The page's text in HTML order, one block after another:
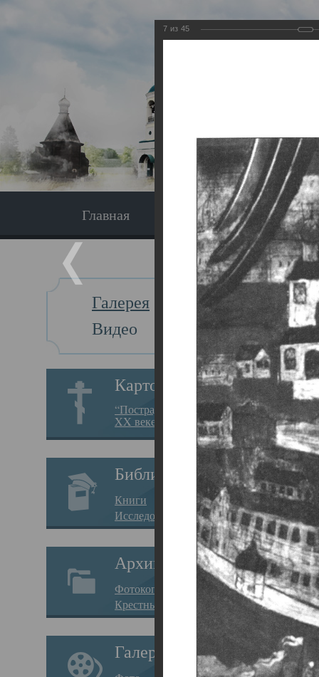
Главная Экскурсия
Галерея
Видео
Картотека
“Пострадавшие за веру в
XX веке на Севере”
Библиотека
Книги
Исследования
Архив
Фотокопии дел
Крестные ходы
Галерея
Главная
7 из 45